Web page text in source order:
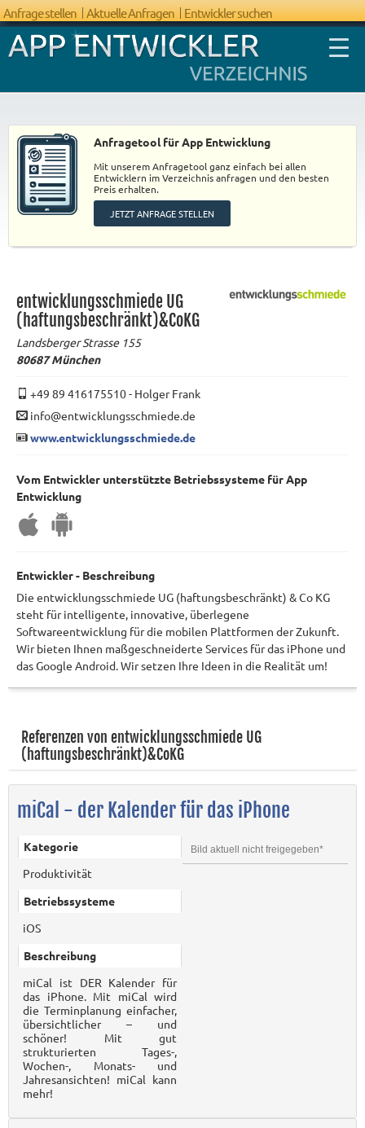
Anfrage stellen Aktuelle Anfragen Entwickler suchen
Anfragetool für App Entwicklung
Mit unserem Anfragetool ganz einfach bei allen
Entwicklern im Verzeichnis anfragen und den besten
Preis erhalten.
JETZT ANFRAGE STELLEN
entwicklungsschmiede UG
(haftungsbeschränkt)&CoKG
Landsberger Strasse 155
80687München
+49 89 416175510- Holger Frank
info@entwicklungsschmiede.de
www.entwicklungsschmiede.de
Vom Entwickler unterstützte Betriebssysteme für App
Entwicklung
Entwickler - Beschreibung
Die entwicklungsschmiede UG (haftungsbeschränkt) & Co KG
steht für intelligente, innovative, überlegene
Softwareentwicklung für die mobilen Plattformen der Zukunft.
Wir bieten Ihnen maßgeschneiderte Services für das iPhone und
das Google Android. Wir setzen Ihre Ideen in die Realität um!
Referenzen von entwicklungsschmiede UG
(haftungsbeschränkt)&CoKG
miCal - der Kalender für das iPhone
Kategorie
Produktivität
Betriebssysteme
iOS
Beschreibung
miCal ist DER Kalender für
das iPhone. Mit miCal wird
die Terminplanung einfacher,
übersichtlicher – und
schöner! Mit gut
strukturierten Tages-,
Wochen-, Monats- und
Jahresansichten! miCal kann
mehr!
Bild aktuell nicht freigegeben*